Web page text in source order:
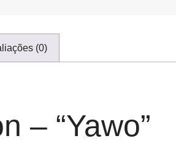
(0)
– “Yawo”